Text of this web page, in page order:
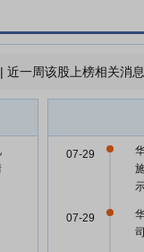
近一周该股上榜相关消
07-29
07-29